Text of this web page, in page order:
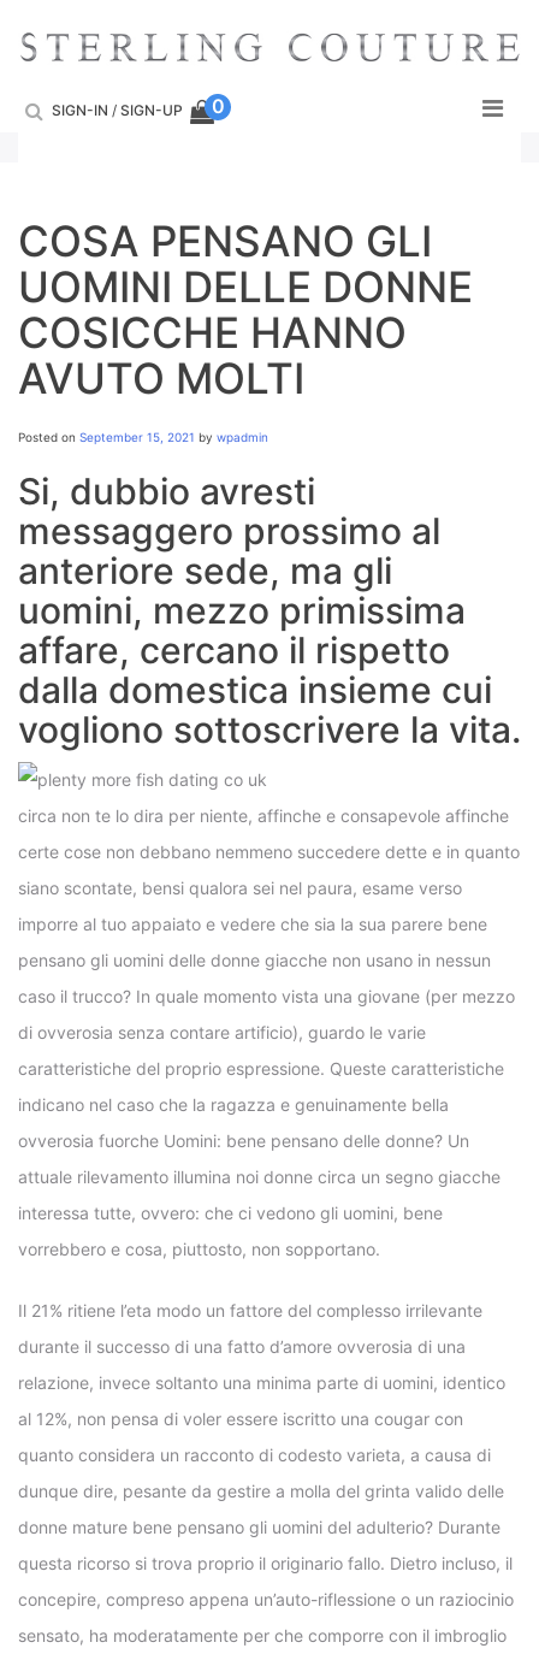
content
SIGN-IN / SIGN-UP 0
COSA PENSANO GLI
UOMINI DELLE DONNE
COSICCHE HANNO
AVUTO MOLTI
Posted on September 15, 2021 by wpadmin
Si, dubbio avresti
messaggero prossimo al
anteriore sede, ma gli
uomini, mezzo primissima
affare, cercano il rispetto
dalla domestica insieme cui
vogliono sottoscrivere la vita.
circa non te lo dira per niente, affinche e consapevole affinche
certe cose non debbano nemmeno succedere dette e in quanto
siano scontate, bensi qualora sei nel paura, esame verso
imporre al tuo appaiato e vedere che sia la sua parere bene
pensano gli uomini delle donne giacche non usano in nessun
caso il trucco? In quale momento vista una giovane (per mezzo
di ovverosia senza contare artificio), guardo le varie
caratteristiche del proprio espressione. Queste caratteristiche
indicano nel caso che la ragazza e genuinamente bella
ovverosia fuorche Uomini: bene pensano delle donne? Un
attuale rilevamento illumina noi donne circa un segno giacche
interessa tutte, ovvero: che ci vedono gli uomini, bene
vorrebbero e cosa, piuttosto, non sopportano.
Il 21% ritiene l’eta modo un fattore del complesso irrilevante
durante il successo di una fatto d’amore ovverosia di una
relazione, invece soltanto una minima parte di uomini, identico
al 12%, non pensa di voler essere iscritto una cougar con
quanto considera un racconto di codesto varieta, a causa di
dunque dire, pesante da gestire a molla del grinta valido delle
donne mature bene pensano gli uomini del adulterio? Durante
questa ricorso si trova proprio il originario fallo. Dietro incluso, il
concepire, compreso appena un’auto-riflessione o un raziocinio
sensato, ha moderatamente per che comporre con il imbroglio